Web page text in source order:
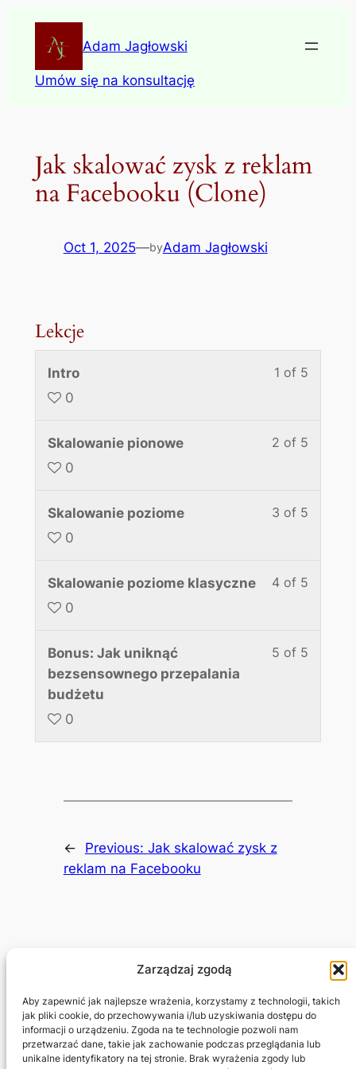
Zarządzaj zgodą
Aby zapewnić jak najlepsze wrażenia, korzystamy z technologii, takich
jak pliki cookie, do przechowywania i/lub uzyskiwania dostępu do
informacji o urządzeniu. Zgoda na te technologie pozwoli nam
przetwarzać dane, takie jak zachowanie podczas przeglądania lub
unikalne identyfikatory na tej stronie. Brak wyrażenia zgody lub
content
Adam Jagłowski
Umów się na konsultację
Jak skalować zysk z reklam
na Facebooku (Clone)
Oct 1, 2025—byAdam Jagłowski
Lekcje
1 of 5
Intro
0
2 of 5
Skalowanie pionowe
0
3 of 5
Skalowanie poziome
0
4 of 5
Skalowanie poziome klasyczne
0
5 of 5
Bonus: Jak uniknąć
bezsensownego przepalania
budżetu
0
← Previous: Jak skalować zysk z
reklam na Facebooku
Adam Jagłowski
Marketing Freelancer